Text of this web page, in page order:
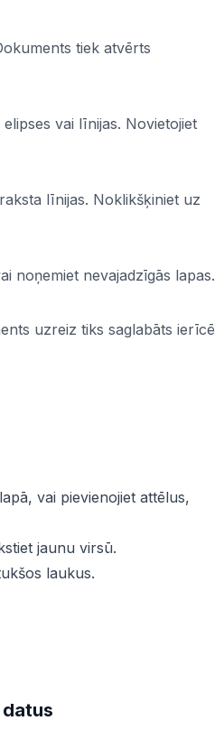
tiek atvērts
vai līnijas. Novietojiet
līnijas. Noklikšķiniet uz
noņemiet nevajadzīgās lapas.
uzreiz tiks saglabāts ierīcē
vai pievienojiet attēlus,
jaunu virsū.
laukus.